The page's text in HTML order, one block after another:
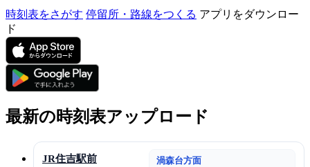
時刻表をさがす 停留所・路線をつくる アプリをダウンロー
ド
最新の時刻表アップロード
JR住吉駅前 渦森台方面